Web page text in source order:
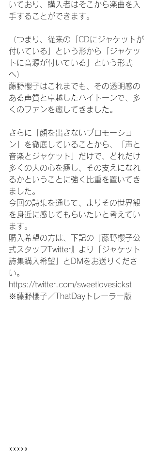
いており、購入者はそこから楽曲を入
手することができます。
（つまり、従来の「CDにジャケットが
付いている」という形から「ジャケッ
トに音源が付いている」という形式
へ）
藤野櫻子はこれまでも、その透明感の
ある声質と卓越したハイトーンで、多
くのファンを癒してきました。
さらに「顔を出さないプロモーショ
ン」を徹底していることから、「声と
音楽とジャケット」だけで、どれだけ
多くの人の心を癒し、その支えになれ
るかということに強く比重を置いてき
ました。
今回の詩集を通じて、よりその世界観
を身近に感じてもらいたいと考えてい
ます。
購入希望の方は、下記の『藤野櫻子公
式スタッフTwitter』より「ジャケット
詩集購入希望」とDMをお送りくださ
い。
https://twitter.com/sweetlovesickst
※藤野櫻子／ThatDayトレーラー版
*****